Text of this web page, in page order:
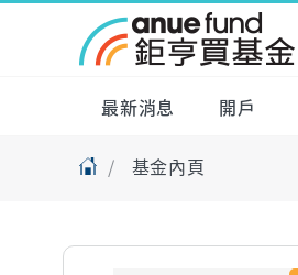
最新消息 開戶
基金內頁